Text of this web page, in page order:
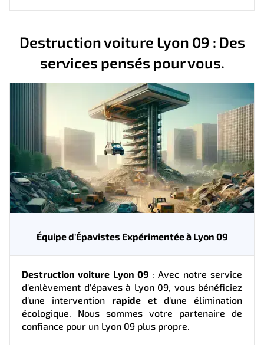
Destruction voiture Lyon 09 : Des
services pensés pour vous.
Équipe d'Épavistes Expérimentée à Lyon 09
Destruction voiture Lyon 09: Avec notre service
d'enlèvement d'épaves à Lyon 09, vous bénéficiez
d'une intervention rapide et d'une élimination
écologique. Nous sommes votre partenaire de
confiance pour un Lyon 09 plus propre.